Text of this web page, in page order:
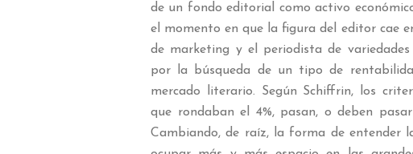
de un fondo editorial como activo
el momento en que la figura del editor cae
de marketing y el periodista de
por la búsqueda de un tipo de
mercado literario. Según Schiffrin, los
que rondaban el 4%, pasan, o deben
Cambiando, de raíz, la forma de entender